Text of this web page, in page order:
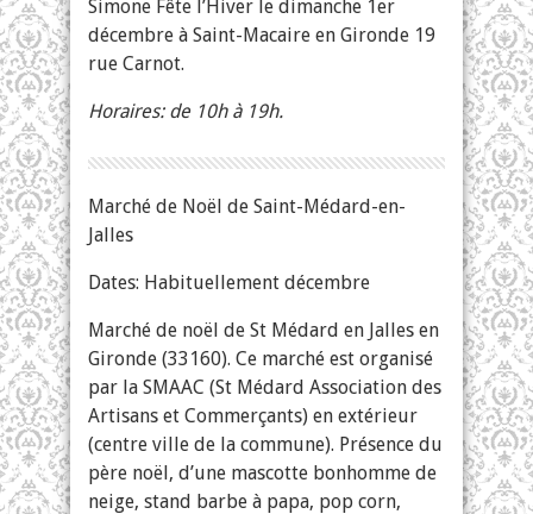
Simone Fête l’Hiver le dimanche 1er
décembre à Saint-Macaire en Gironde 19
rue Carnot.
Horaires: de 10h à 19h.
Marché de Noël de Saint-Médard-en-
Jalles
Dates: Habituellement décembre
Marché de noël de St Médard en Jalles en
Gironde (33160). Ce marché est organisé
par la SMAAC (St Médard Association des
Artisans et Commerçants) en extérieur
(centre ville de la commune). Présence du
père noël, d’une mascotte bonhomme de
neige, stand barbe à papa, pop corn,